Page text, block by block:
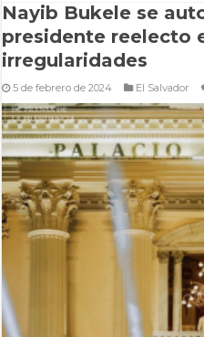
Nayib Bukele se
presidente reelecto
irregularidades
5 de febrero de 2024 El Salvador